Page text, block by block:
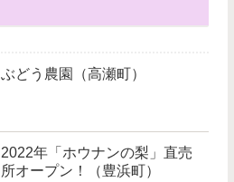
ぶどう農園（高瀬町）
2022年「ホウナンの梨」直売
所オープン！（豊浜町）